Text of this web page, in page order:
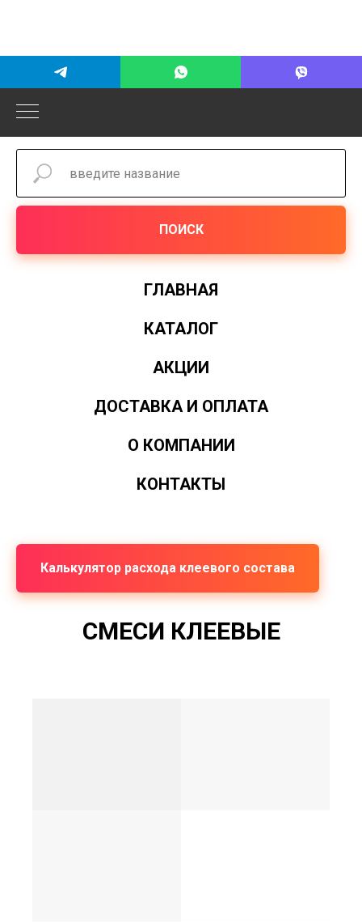
ПОИСК
ГЛАВНАЯ
КАТАЛОГ
АКЦИИ
ДОСТАВКА И ОПЛАТА
О КОМПАНИИ
КОНТАКТЫ
Калькулятор расхода клеевого состава
СМЕСИ КЛЕЕВЫЕ